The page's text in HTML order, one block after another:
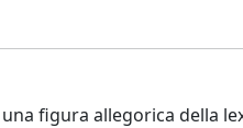
figura allegorica della